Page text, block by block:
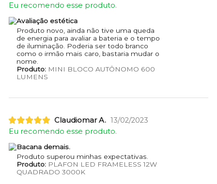
Eu recomendo esse produto.
Avaliação estética
Produto novo, ainda não tive uma queda
de energia para avaliar a bateria e o tempo
de iluminação. Poderia ser todo branco
como o irmão mais caro, bastaria mudar o
nome.
Produto:MINI BLOCO AUTÔNOMO 600
LUMENS
Claudiomar A. 13/02/2023
Eu recomendo esse produto.
Bacana demais.
Produto superou minhas expectativas.
Produto:PLAFON LED FRAMELESS 12W
QUADRADO 3000K